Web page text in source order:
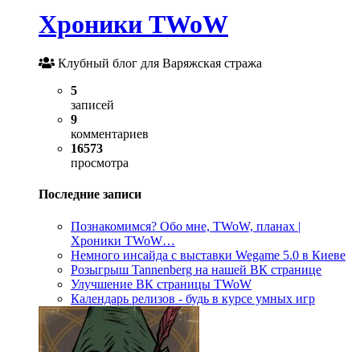
Хроники TWoW
Клубный блог для Варяжская стража
5
записей
9
комментариев
16573
просмотра
Последние записи
Познакомимся? Обо мне, TWoW, планах |
Хроники TWoW…
Немного инсайда с выставки Wegame 5.0 в Киеве
Розыгрыш Tannenberg на нашей ВК странице
Улучшение ВК страницы TWoW
Календарь релизов - будь в курсе умных игр